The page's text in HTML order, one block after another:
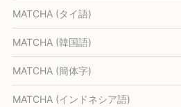
MATCHA (タイ語)
MATCHA (韓国語)
MATCHA (簡体字)
MATCHA (インドネシア語)